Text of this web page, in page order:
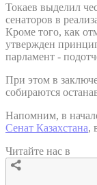
Токаев выделил
сенаторов в
Кроме того, как
утвержден
парламент -
При этом в
собираются
Напомним, в
Сенат Казахстана,
Читайте нас в